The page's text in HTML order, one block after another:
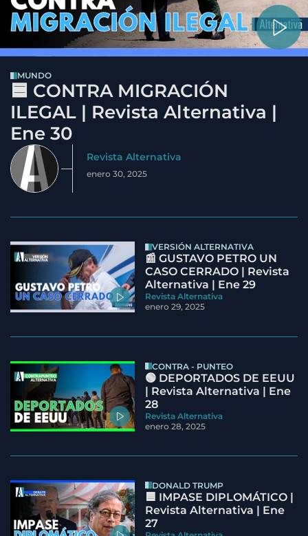
MUNDO
🟦 CONTRA MIGRACIÓN
ILEGAL | Revista Alternativa |
Ene 30
Revista Alternativa
enero 30, 2025
VERSIÓN ALTERNATIVA
📰 GUSTAVO PETRO UN
CASO CERRADO | Revista
Alternativa | Ene 29
Revista Alternativa
enero 29, 2025
CONTRA - PUNTEO
🟢 DEPORTADOS DE EEUU
| Revista Alternativa | Ene
28
Revista Alternativa
enero 28, 2025
DONALD TRUMP
🟦 IMPASE DIPLOMÁTICO |
Revista Alternativa | Ene
27